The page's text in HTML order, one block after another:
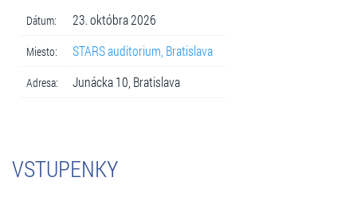
Dátum: 23. októbra 2026
Miesto: STARS auditorium, Bratislava
Adresa: Junácka 10, Bratislava
VSTUPENKY